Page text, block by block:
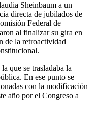
Sheinbaum a un
directa de jubilados de
Federal de
al finalizar su gira en
de la retroactividad
que se trasladaba la
En ese punto se
con la modificación
año por el Congreso a